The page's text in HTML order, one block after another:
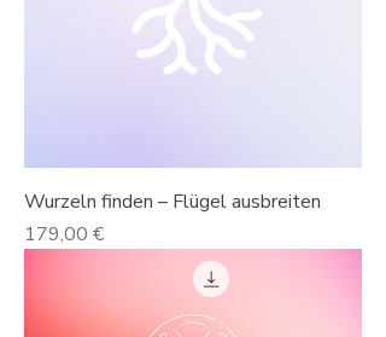
Wurzeln finden – Flügel ausbreiten
Preis
179,00 €